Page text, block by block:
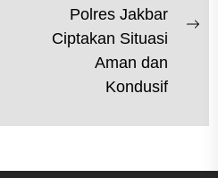
Polres Jakbar
Ciptakan Situasi
Aman dan
Kondusif